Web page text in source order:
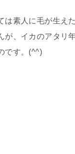
は素人に毛が生え
が、イカのアタリ
です。(^^)